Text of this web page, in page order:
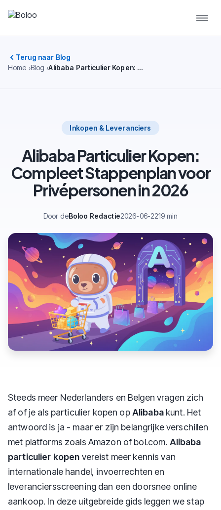
Terug naar Blog
Home Blog Alibaba Particulier Kopen: Compleet Stappenplan voor Privépersonen in 2026
Inkopen & Leveranciers
Alibaba Particulier Kopen:
Compleet Stappenplan voor
Privépersonen in 2026
Door deBoloo Redactie2026-06-2219 min
Steeds meer Nederlanders en Belgen vragen zich
af of je als particulier kopen op Alibabakunt. Het
antwoord is ja - maar er zijn belangrijke verschillen
met platforms zoals Amazon of bol.com. Alibaba
particulier kopen vereist meer kennis van
internationale handel, invoerrechten en
leveranciersscreening dan een doorsnee online
aankoop. In deze uitgebreide gids leggen we stap